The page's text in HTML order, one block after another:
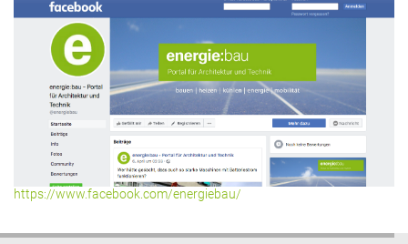
https://www.facebook.com/energiebau/